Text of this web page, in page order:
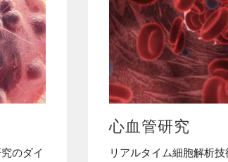
のダイ
心血管研究
リアルタイム細胞解析